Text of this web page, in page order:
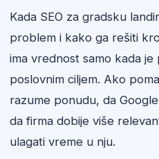
Kada SEO za gradsku
problem i kako ga rešiti
ima vrednost samo kada je
poslovnim ciljem. Ako
razume ponudu, da
da firma dobije više
ulagati vreme u nju.